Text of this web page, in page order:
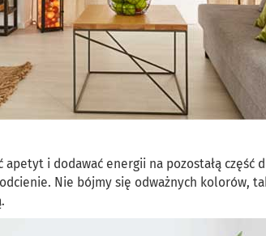
i dodawać energii na pozostałą część
Nie bójmy się odważnych kolorów,